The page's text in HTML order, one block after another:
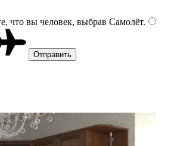
что вы человек, выбрав Самолёт.